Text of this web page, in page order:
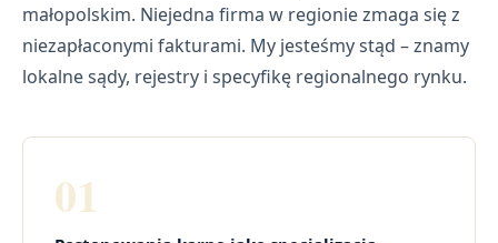
małopolskim. Niejedna firma w regionie zmaga się z
niezapłaconymi fakturami. My jesteśmy stąd – znamy
lokalne sądy, rejestry i specyfikę regionalnego rynku.
01